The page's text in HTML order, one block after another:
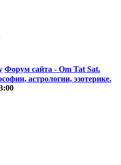
Форум сайта - Om Tat Sat.
астрологии, эзотерике.